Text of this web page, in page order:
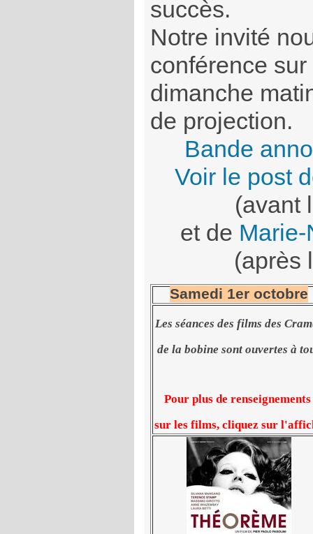
succès.
Notre invité
conférence sur
dimanche
de projection.
Bande
Voir le post
(avant
et de
(après
Samedi 1er octobre
Les séances des films des
de la bobinesont ouvertes à
Pour plus de
sur les films,cliquezsur